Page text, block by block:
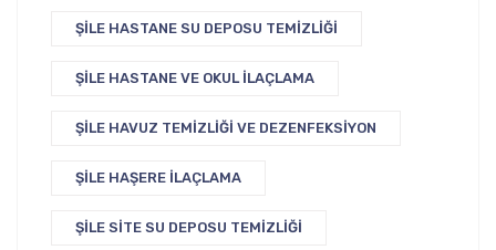
ŞILE HASTANE SU DEPOSU TEMIZLIĞI
ŞILE HASTANE VE OKUL İLAÇLAMA
ŞILE HAVUZ TEMIZLIĞI VE DEZENFEKSIYON
ŞILE HAŞERE İLAÇLAMA
ŞILE SITE SU DEPOSU TEMIZLIĞI